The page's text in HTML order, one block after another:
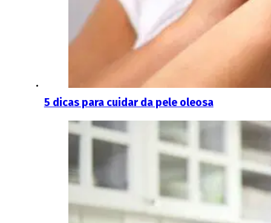
5 dicas para cuidar da pele oleosa